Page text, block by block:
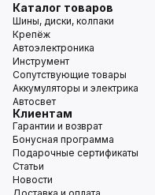
Каталог товаров
Шины, диски, колпаки
Крепёж
Автоэлектроника
Инструмент
Сопутствующие товары
Аккумуляторы и электрика
Автосвет
Клиентам
Гарантии и возврат
Бонусная программа
Подарочные сертификаты
Статьи
Новости